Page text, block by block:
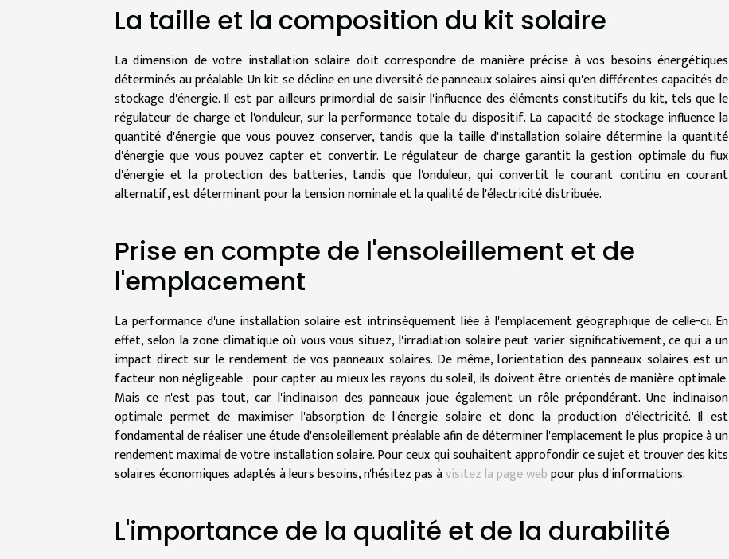
La taille et la composition du kit solaire
La dimension de votre installation solaire doit correspondre de manière précise à vos besoins énergétiques
déterminés au préalable. Un kit se décline en une diversité de panneaux solaires ainsi qu'en différentes capacités de
stockage d'énergie. Il est par ailleurs primordial de saisir l'influence des éléments constitutifs du kit, tels que le
régulateur de charge et l'onduleur, sur la performance totale du dispositif. La capacité de stockage influence la
quantité d'énergie que vous pouvez conserver, tandis que la taille d'installation solaire détermine la quantité
d'énergie que vous pouvez capter et convertir. Le régulateur de charge garantit la gestion optimale du flux
d'énergie et la protection des batteries, tandis que l'onduleur, qui convertit le courant continu en courant
alternatif, est déterminant pour la tension nominale et la qualité de l'électricité distribuée.
Prise en compte de l'ensoleillement et de
l'emplacement
La performance d'une installation solaire est intrinsèquement liée à l'emplacement géographique de celle-ci. En
effet, selon la zone climatique où vous vous situez, l'irradiation solaire peut varier significativement, ce qui a un
impact direct sur le rendement de vos panneaux solaires. De même, l'orientation des panneaux solaires est un
facteur non négligeable : pour capter au mieux les rayons du soleil, ils doivent être orientés de manière optimale.
Mais ce n'est pas tout, car l'inclinaison des panneaux joue également un rôle prépondérant. Une inclinaison
optimale permet de maximiser l'absorption de l'énergie solaire et donc la production d'électricité. Il est
fondamental de réaliser une étude d'ensoleillement préalable afin de déterminer l'emplacement le plus propice à un
rendement maximal de votre installation solaire. Pour ceux qui souhaitent approfondir ce sujet et trouver des kits
solaires économiques adaptés à leurs besoins, n'hésitez pas àvisitez la page webpour plus d'informations.
L'importance de la qualité et de la durabilité